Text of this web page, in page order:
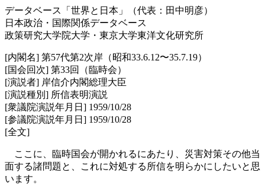
データベース「世界と日本」（代表：田中明彦）
日本政治・国際関係データベース
政策研究大学院大学・東京大学東洋文化研究所
[内閣名] 第57代第2次岸（昭和33.6.12〜35.7.19）
[国会回次] 第33回（臨時会）
[演説者] 岸信介内閣総理大臣
[演説種別] 所信表明演説
[衆議院演説年月日] 1959/10/28
[参議院演説年月日] 1959/10/28
[全文]
ここに、臨時国会が開かれるにあたり、災害対策その他当
面する諸問題と、これに対処する所信を明らかにしたいと思
います。